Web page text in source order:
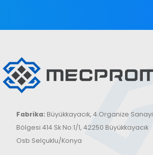
Fabrika: Büyükkayacık, 4.Organize Sanayi
Bölgesi 414 Sk No:1/1, 42250 Büyükkayacık
Osb Selçuklu/Konya